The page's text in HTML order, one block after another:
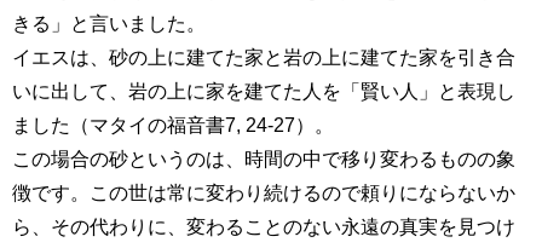
きる」と言いました。
イエスは、砂の上に建てた家と岩の上に建てた家を引き合
いに出して、岩の上に家を建てた人を「賢い人」と表現し
ました（マタイの福音書7, 24-27）。
この場合の砂というのは、時間の中で移り変わるものの象
徴です。この世は常に変わり続けるので頼りにならないか
ら、その代わりに、変わることのない永遠の真実を見つけ